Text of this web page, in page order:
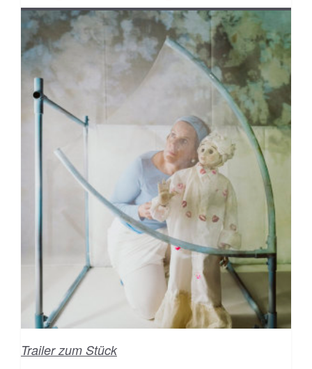
Trailer zum Stück